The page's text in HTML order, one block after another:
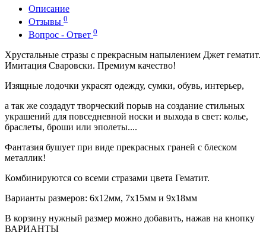
Описание
Отзывы 0
Вопрос - Ответ 0
Хрустальные стразы с прекрасным напылением Джет гематит.
Имитация Сваровски. Премиум качество!
Изящные лодочки украсят одежду, сумки, обувь, интерьер,
а так же создадут творческий порыв на создание стильных
украшений для повседневной носки и выхода в свет: колье,
браслеты, броши или эполеты....
Фантазия бушует при виде прекрасных граней с блеском
металлик!
Комбинируются со всеми стразами цвета Гематит.
Варианты размеров: 6х12мм, 7х15мм и 9х18мм
В корзину нужный размер можно добавить, нажав на кнопку
ВАРИАНТЫ